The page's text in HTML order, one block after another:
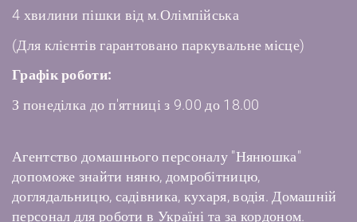
4 хвилини пішки від м.Олімпійська
(Для клієнтів гарантовано паркувальне місце)
Графік роботи:
З понеділка до п'ятниці з 9.00 до 18.00
Агентство домашнього персоналу "Нянюшка"
допоможе знайти няню, домробітницю,
доглядальницю, садівника, кухаря, водія. Домашній
персонал для роботи в Україні та за кордоном.